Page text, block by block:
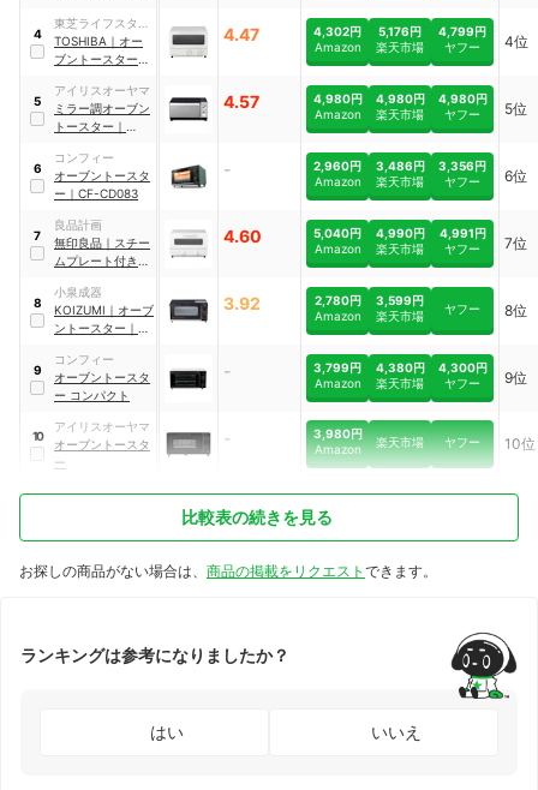
4
東芝ライフスタイ
ル
TOSHIBA ｜ オー
ブントースター
4.47
4,302円
Amazon
5,176円
楽天市場
4,799円
ヤフー
4位
5
アイリスオーヤマ
ミラー調オーブン
トースター ｜
4.57
4,980円
Amazon
4,980円
楽天市場
4,980円
ヤフー
5位
6
コンフィー
オーブントースタ
ー ｜ CF-CD083
-
2,960円
Amazon
3,486円
楽天市場
3,356円
ヤフー
6位
7
良品計画
無印良品 ｜ スチー
ムプレート付きオ
｜MJ-OT10C
4.60
5,040円
Amazon
4,990円
楽天市場
4,991円
ヤフー
7位
8
小泉成器
KOIZUMI ｜ オーブ
ントースター ｜
3.92
2,780円
Amazon
3,599円
楽天市場
ヤフー 8位
9
コンフィー
オーブントースタ
ー コンパクト
-
3,799円
Amazon
4,380円
楽天市場
4,300円
ヤフー
9位
10
アイリスオーヤマ
オーブントースタ
ー
-
3,980円
Amazon
楽天市場 ヤフー 10位
比較表の続きを見る
お探しの商品がない場合は、 商品の掲載をリクエスト できます。
ランキングは参考になりましたか？
はい いいえ